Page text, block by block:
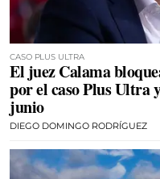
CASO PLUS ULTRA
El juez Calama
por el caso Plus Ultra
junio
DIEGO DOMINGO RODRÍGUEZ